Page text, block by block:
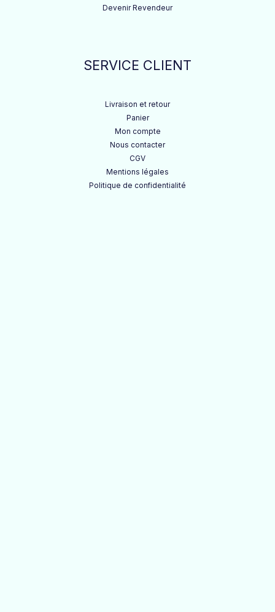
Devenir Revendeur
SERVICE CLIENT
Livraison et retour
Panier
Mon compte
Nous contacter
CGV
Mentions légales
Politique de confidentialité